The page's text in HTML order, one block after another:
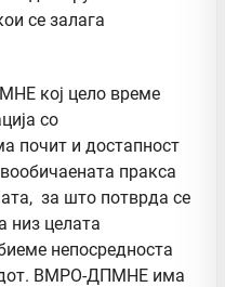
се залага
кој цело време
со
почит и достапност
пракса
за што потврда се
низ целата
непосредноста
ВМРО-ДПМНЕ има